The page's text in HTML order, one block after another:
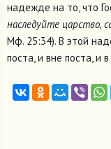
надежде на то, что
наследуйте царство,
Мф. 25:34). В этой
поста, и вне поста, и